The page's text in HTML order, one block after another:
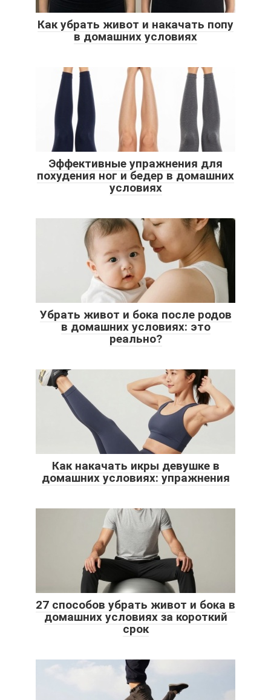
Как убрать живот и накачать попу
в домашних условиях
Эффективные упражнения для
похудения ног и бедер в домашних
условиях
Убрать живот и бока после родов
в домашних условиях: это
реально?
Как накачать икры девушке в
домашних условиях: упражнения
27 способов убрать живот и бока в
домашних условиях за короткий
срок